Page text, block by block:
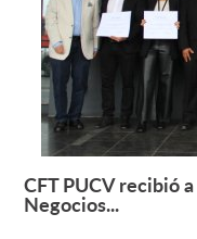
CFT PUCV recibió
Negocios...